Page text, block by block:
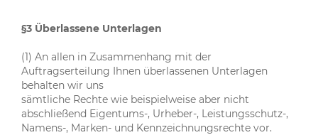
§3 Überlassene Unterlagen
(1) An allen in Zusammenhang mit der
Auftragserteilung Ihnen überlassenen Unterlagen
behalten wir uns
sämtliche Rechte wie beispielweise aber nicht
abschließend Eigentums-, Urheber-, Leistungsschutz-,
Namens-, Marken- und Kennzeichnungsrechte vor.